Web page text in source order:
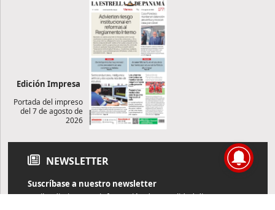
Edición Impresa
Portada del impreso
del 7 de agosto de
2026
NEWSLETTER
Suscríbase a nuestro newsletter
Reciba diariamente información de actualidad directamente en